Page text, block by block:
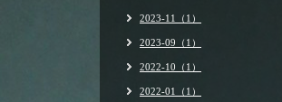
2023-11（1）
2023-09（1）
2022-10（1）
2022-01（1）